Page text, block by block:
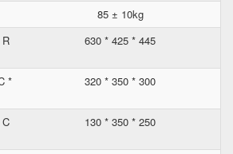
85 ± 10kg
630 * 425 * 445
*
320 * 350 * 300
130 * 350 * 250